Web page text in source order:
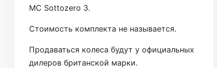
MC Sottozero 3.
Стоимость комплекта не называется.
Продаваться колеса будут у официальных
дилеров британской марки.